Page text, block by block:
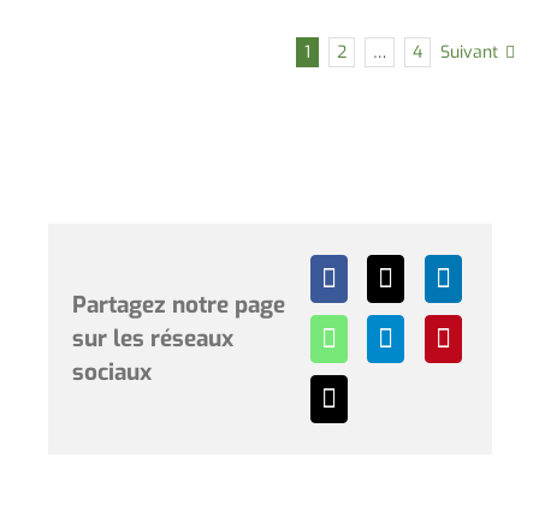
1 2 … 4 Suivant
Partagez notre page
sur les réseaux
sociaux